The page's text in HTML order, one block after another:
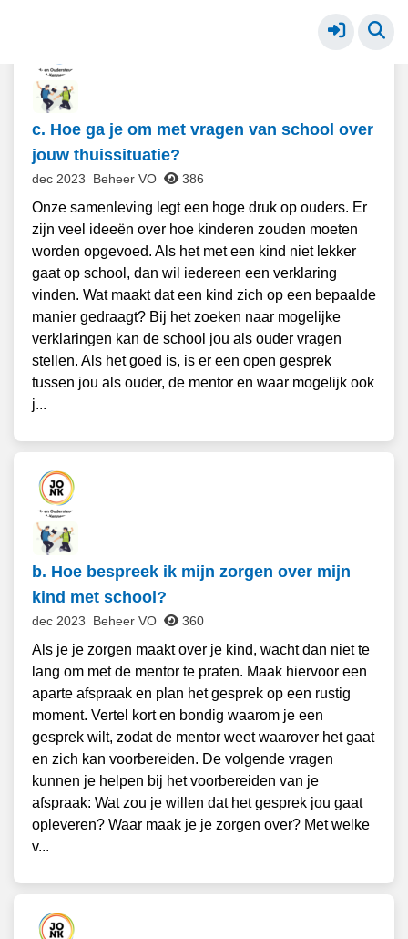
c. Hoe ga je om met vragen van school over
jouw thuissituatie?
dec 2023 Beheer VO 386
Onze samenleving legt een hoge druk op ouders. Er
zijn veel ideeën over hoe kinderen zouden moeten
worden opgevoed. Als het met een kind niet lekker
gaat op school, dan wil iedereen een verklaring
vinden. Wat maakt dat een kind zich op een bepaalde
manier gedraagt? Bij het zoeken naar mogelijke
verklaringen kan de school jou als ouder vragen
stellen. Als het goed is, is er een open gesprek
tussen jou als ouder, de mentor en waar mogelijk ook
j...
b. Hoe bespreek ik mijn zorgen over mijn
kind met school?
dec 2023 Beheer VO 360
Als je je zorgen maakt over je kind, wacht dan niet te
lang om met de mentor te praten. Maak hiervoor een
aparte afspraak en plan het gesprek op een rustig
moment. Vertel kort en bondig waarom je een
gesprek wilt, zodat de mentor weet waarover het gaat
en zich kan voorbereiden. De volgende vragen
kunnen je helpen bij het voorbereiden van je
afspraak: Wat zou je willen dat het gesprek jou gaat
opleveren? Waar maak je je zorgen over? Met welke
v...